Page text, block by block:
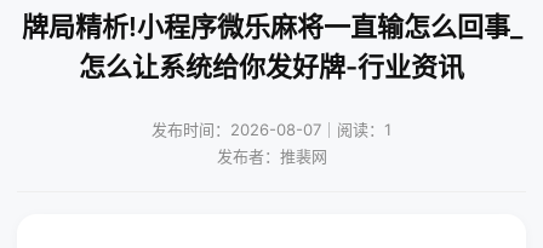
牌局精析!小程序微乐麻将一直输怎么回事_
怎么让系统给你发好牌-行业资讯
发布时间：2026-08-07｜阅读：1
发布者：推裴网